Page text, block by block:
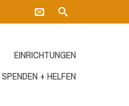
EINRICHTUNGEN
SPENDEN + HELFEN